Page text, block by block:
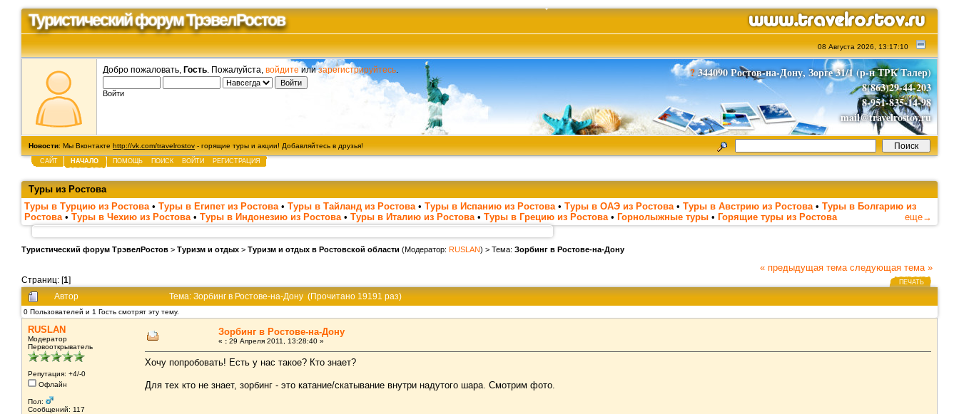
Туристический форум ТрэвелРостов
08 Августа 2026, 13:17:10
?344090 Ростов-на-Дону, Зорге 31/1 (р-н ТРК Талер)
8(863)29-44-203
8-951-835-14-98
mail@travelrostov.ru
Добро пожаловать, Гость . Пожалуйста, войдитеилизарегистрируйтесь
Войти
Новости: Мы Вконтакте http://vk.com/travelrostov - горящие туры и акции! Добавляйтесь в друзья!
САЙТ НАЧАЛО ПОМОЩЬ ПОИСК ВОЙТИ РЕГИСТРАЦИЯ
Туры из Ростова
Туры в Турцию из Ростова • Туры в Египет из Ростова • Туры в Тайланд из Ростова • Туры в Испанию из Ростова • Туры в ОАЭ из Ростова • Туры в Австрию из Ростова • Туры в Болгарию из
Ростова • Туры в Чехию из Ростова • Туры в Индонезию из Ростова • Туры в Италию из Ростова • Туры в Грецию из Ростова • Горнолыжные туры • Горящие туры из Ростова еще→
Туристический форум ТрэвелРостов > Туризм и отдых > Туризм и отдых в Ростовской области (Модератор: RUSLAN) > Тема: Зорбинг в Ростове-на-Дону
Страниц: [1]
« предыдущая тема следующая тема »
ПЕЧАТЬ
Автор Тема: Зорбинг в Ростове-на-Дону (Прочитано 19191 раз)
0 Пользователей и 1 Гость смотрят эту тему.
RUSLAN
Модератор
Первооткрыватель
Репутация: +4/-0
Офлайн
Пол:
Сообщений: 117
Зорбинг в Ростове-на-Дону
« : 29 Апреля 2011, 13:28:40 »
Хочу попробовать! Есть у нас такое? Кто знает?
Для тех кто не знает, зорбинг - это катание/скатывание внутри надутого шара. Смотрим фото.